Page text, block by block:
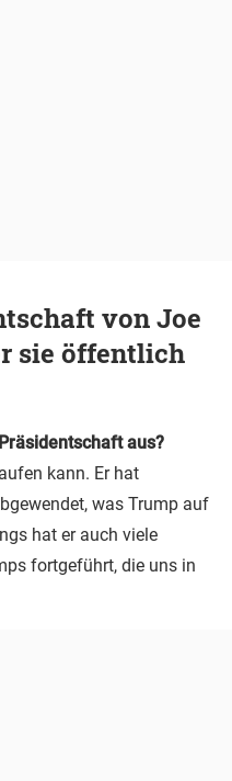
von Joe
sie öffentlich
aus?
kann. Er hat
was Trump auf
hat er auch viele
fortgeführt, die uns in